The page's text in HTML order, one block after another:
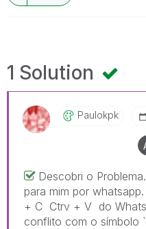
1 Solution
Paulokpk
Descobri o
para mim por
+ C Ctrv + V do
conflito com o símbolo